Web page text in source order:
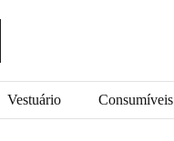
Vestuário Consumíveis